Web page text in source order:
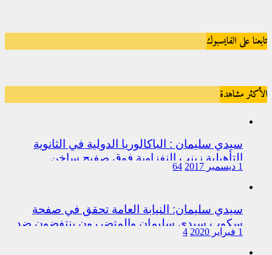
تابعنا على الفايسبوك
الأكثر مشاهدة
سيدي سليمان : الباكالوريا الدولية في الثانوية
التأهيلية زينب النفزاوية فوق صفيح ساخن
1 ديسمبر 2017 64
سيدي سليمان: النيابة العامة تحقق في صفحة
سكوب سيدي سليمان والمتضررون ينتفضون ضد
المتورطين من رجال الشرطة
1 فبراير 2020 4